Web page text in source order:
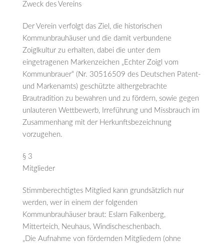
Zweck des Vereins
Der Verein verfolgt das Ziel, die historischen
Kommunbrauhäuser und die damit verbundene
Zoiglkultur zu erhalten, dabei die unter dem
eingetragenen Markenzeichen „Echter Zoigl vom
Kommunbrauer“ (Nr. 30516509 des Deutschen Patent-
und Markenamts) geschützte althergebrachte
Brautradition zu bewahren und zu fördern, sowie gegen
unlauteren Wettbewerb, Irreführung und Missbrauch im
Zusammenhang mit der Herkunftsbezeichnung
vorzugehen.
§ 3
Mitglieder
Stimmberechtigtes Mitglied kann grundsätzlich nur
werden, wer in einem der folgenden
Kommunbrauhäuser braut: Eslarn Falkenberg,
Mitterteich, Neuhaus, Windischeschenbach.
„Die Aufnahme von fördernden Mitgliedern (ohne